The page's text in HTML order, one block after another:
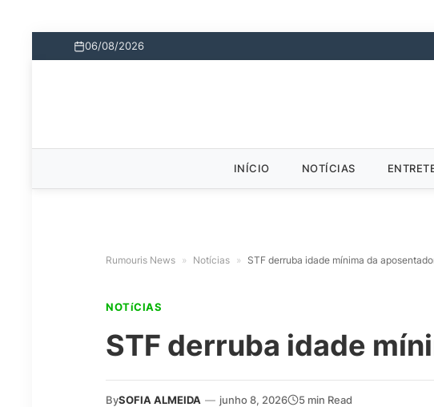
06/08/2026
INÍCIO NOTÍCIAS
Rumouris News » Notícias » STF derruba idade mínima da
NOTíCIAS
STF derruba idade
BySOFIA ALMEIDA — junho 8, 2026 5 min Read